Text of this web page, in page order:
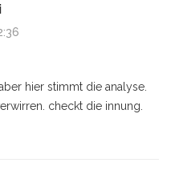
hier stimmt die analyse.
checkt die innung.